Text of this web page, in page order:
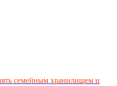
семейным хранилищем и